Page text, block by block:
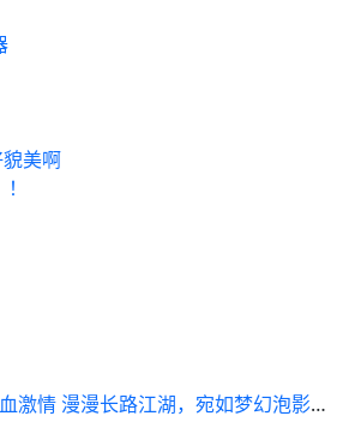
美啊
点燃热血激情 漫漫长路江湖，宛如梦幻泡影，与君分别之际，此生无憾